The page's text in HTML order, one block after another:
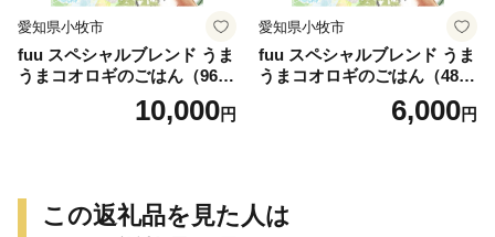
愛知県小牧市
fuu スペシャルブレンド うま
うまコオロギのごはん（960
10,000円
愛知県小牧市
fuu スペシャルブレンド うま
うまコオロギのごはん（480
6,000円
この返礼品を見た人は